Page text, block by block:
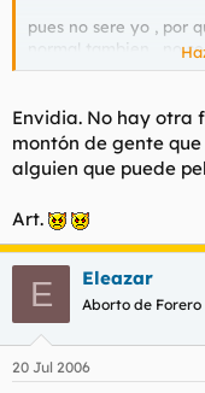
pues no sere yo , por
normal tambien , no
la paz vega todo el
Envidia. No hay otra
montón de gente
alguien que puede
Art.
E Eleazar
Aborto de Forero
20 Jul 2006